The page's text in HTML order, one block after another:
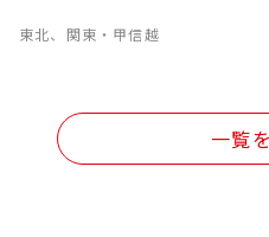
東北、関東・甲信越
一覧